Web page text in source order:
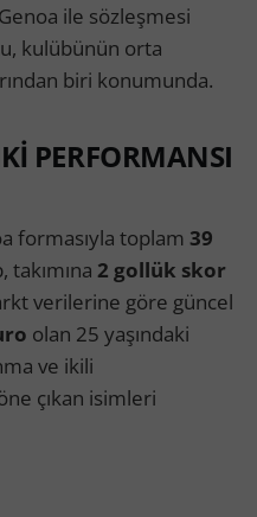
ile sözleşmesi
kulübünün orta
biri konumunda.
PERFORMANSI
formasıyla toplam 39
2 gollük skor
verilerine göre güncel
olan 25 yaşındaki
ve ikili
çıkan isimleri